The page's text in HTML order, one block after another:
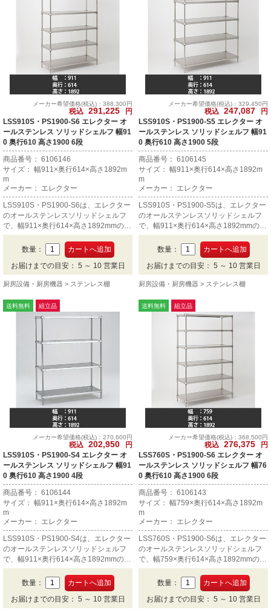
メーカー希望価格(税込)：388,300円
税込 291,225
円
LSS910S・PS1900-S6 エレクター オ
ールステンレス ソリッドシェルフ 幅91
0 奥行610 高さ1900 6段
商品番号： 6106146
サイズ： 幅911×奥行614×高さ1892m
m
メーカー： エレクター
LSS910S・PS1900-S6は、エレクター
のオールステンレスソリッドシェルフ
で、幅911×奥行614×高さ1892mmの6
段です。
数量：
お届けまでの目安： 5 ～ 10 営業日
厨房設備・厨房機器 ステンレス棚
メーカー希望価格(税込)：329,450円
税込 247,087
円
LSS910S・PS1900-S5 エレクター オ
ールステンレス ソリッドシェルフ 幅91
0 奥行610 高さ1900 5段
商品番号： 6106145
サイズ： 幅911×奥行614×高さ1892m
m
メーカー： エレクター
LSS910S・PS1900-S5は、エレクター
のオールステンレスソリッドシェルフ
で、幅911×奥行614×高さ1892mmの5
段です。
数量：
お届けまでの目安： 5 ～ 10 営業日
厨房設備・厨房機器 ステンレス棚
送料無料 組立品
メーカー希望価格(税込)：270,600円
税込 202,950
円
LSS910S・PS1900-S4 エレクター オ
ールステンレス ソリッドシェルフ 幅91
0 奥行610 高さ1900 4段
商品番号： 6106144
サイズ： 幅911×奥行614×高さ1892m
m
メーカー： エレクター
LSS910S・PS1900-S4は、エレクター
のオールステンレスソリッドシェルフ
で、幅911×奥行614×高さ1892mmの4
段です。
数量：
お届けまでの目安： 5 ～ 10 営業日
送料無料 組立品
メーカー希望価格(税込)：368,500円
税込 276,375
円
LSS760S・PS1900-S6 エレクター オ
ールステンレス ソリッドシェルフ 幅76
0 奥行610 高さ1900 6段
商品番号： 6106143
サイズ： 幅759×奥行614×高さ1892m
m
メーカー： エレクター
LSS760S・PS1900-S6は、エレクター
のオールステンレスソリッドシェルフ
で、幅759×奥行614×高さ1892mmの6
段です。
数量：
お届けまでの目安： 5 ～ 10 営業日